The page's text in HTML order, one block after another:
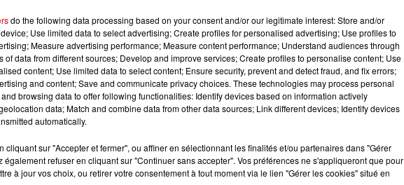
nouvelles naissances, mais ne seront pas
directrice générale de l'ABM lors d'une conférence de
si elles sont utilisées pour la recherche
pour obtenir son consentement, a-t-elle précisé.
do the following data processing based on your consent and/or our legitimate interest: Store and/or
Use limited data to select advertising; Create profiles for personalised advertising; Use profiles to
Measure advertising performance; Measure content performance; Understand audiences through
of data from different sources; Develop and improve services; Create profiles to personalise content; Use
content; Use limited data to select content; Ensure security, prevent and detect fraud, and fix errors;
and content; Save and communicate privacy choices. These technologies may process personal
browsing data to offer following functionalities: Identify devices based on information actively
data; Match and combine data from other data sources; Link different devices; Identify devices
automatically.
cliquant sur "Accepter et fermer", ou affiner en sélectionnant les finalités et/ou partenaires dans "Gérer
également refuser en cliquant sur "Continuer sans accepter". Vos préférences ne s'appliqueront que pour
à jour vos choix, ou retirer votre consentement à tout moment via le lien "Gérer les cookies" situé en